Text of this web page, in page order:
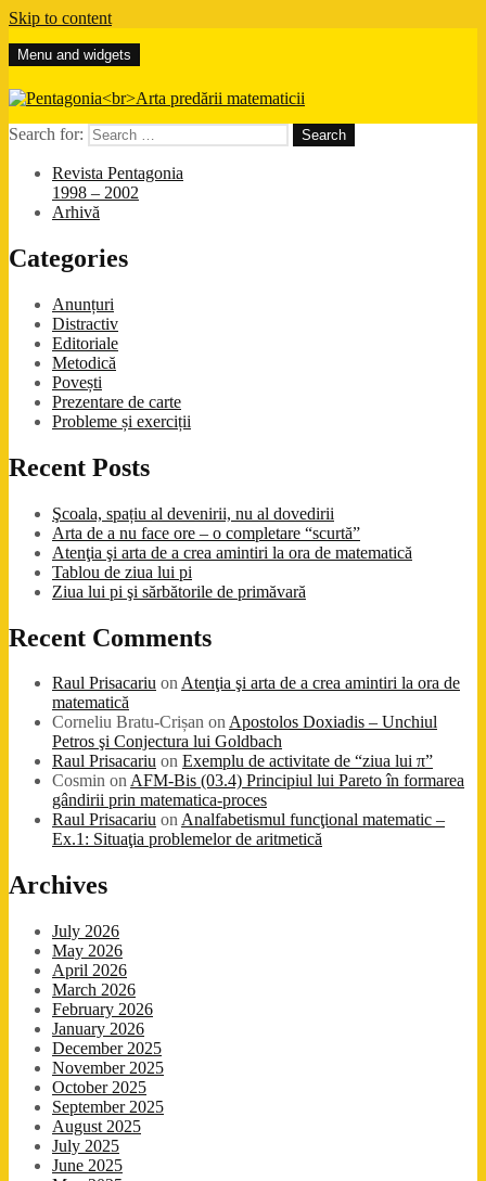
Skip to content
Pentagonia
Arta predării matematicii
Menu and widgets
Search for:
Revista Pentagonia
1998 – 2002
Arhivă
Categories
Anunțuri
Distractiv
Editoriale
Metodică
Povești
Prezentare de carte
Probleme și exerciții
Recent Posts
Şcoala, spațiu al devenirii, nu al dovedirii
Arta de a nu face ore – o completare “scurtă”
Atenţia şi arta de a crea amintiri la ora de matematică
Tablou de ziua lui pi
Ziua lui pi şi sărbătorile de primăvară
Recent Comments
Raul Prisacariu onAtenţia şi arta de a crea amintiri la ora de
matematică
Corneliu Bratu-Crișan onApostolos Doxiadis – Unchiul
Petros şi Conjectura lui Goldbach
Raul Prisacariu on Exemplu de activitate de “ziua lui π”
Cosmin onAFM-Bis (03.4) Principiul lui Pareto în formarea
gândirii prin matematica-proces
Raul Prisacariu onAnalfabetismul funcţional matematic –
Ex.1: Situaţia problemelor de aritmetică
Archives
July 2026
May 2026
April 2026
March 2026
February 2026
January 2026
December 2025
November 2025
October 2025
September 2025
August 2025
July 2025
June 2025